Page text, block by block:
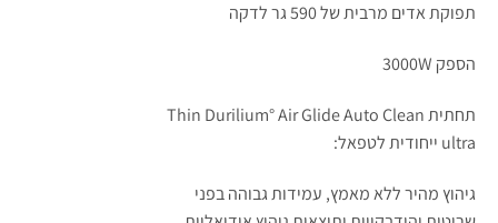
תפוקת אדים מרבית של 590 גר לדקה
הספק 3000W
תחתית Thin Durilium° Air Glide Auto Clean
ultra ייחודית לטפאל:
גיהוץ מהיר ללא מאמץ, עמידות גבוהה בפני